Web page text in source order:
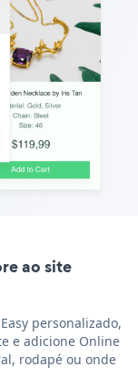
ao site
personalizado,
e adicione Online
rodapé ou onde